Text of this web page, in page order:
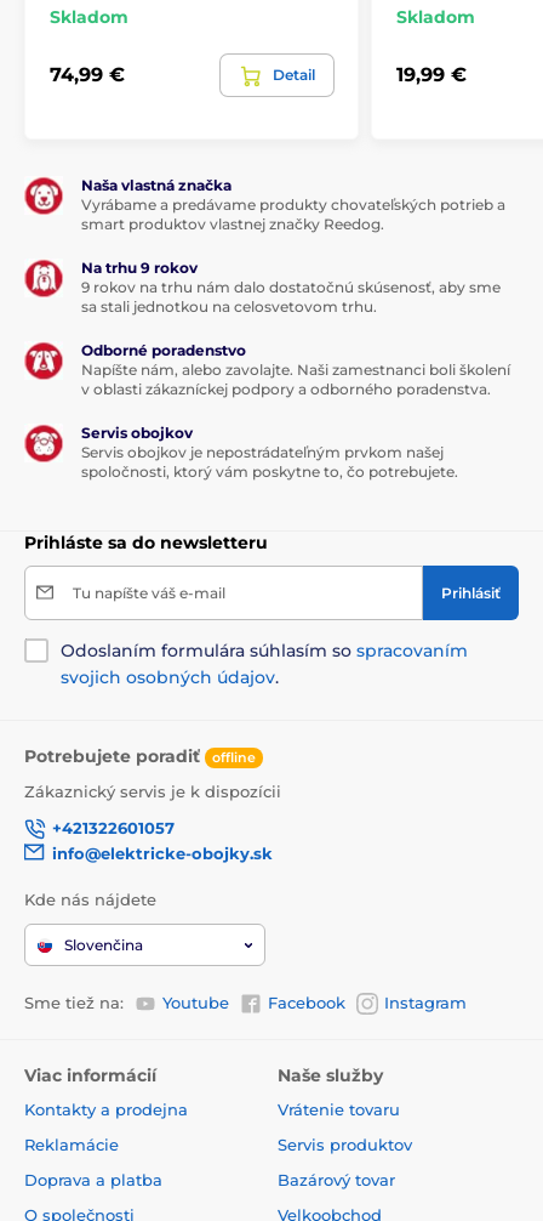
Vybrať správny matrac pre vášho psíka vám pomôže
Technické špecifikácie sa môžu zmeniť bez
výslovného upozornenia. Obrázky majú iba ilustratívny
Produkt je zaradený v kategóriách
Pelechy a búdy Matrace
Pre velké psy
Skladom
74,99 € Detail
Skladom
19,99 €
Naša vlastná značka
Vyrábame a predávame produkty chovateľských potrieb a
smart produktov vlastnej značky Reedog.
Na trhu 9 rokov
9 rokov na trhu nám dalo dostatočnú skúsenosť, aby sme
sa stali jednotkou na celosvetovom trhu.
Odborné poradenstvo
Napíšte nám, alebo zavolajte. Naši zamestnanci boli školení
v oblasti zákazníckej podpory a odborného poradenstva.
Servis obojkov
Servis obojkov je nepostrádateľným prvkom našej
spoločnosti, ktorý vám poskytne to, čo potrebujete.
Prihláste sa do newsletteru
Tu napíšte váš e-mail Prihlásiť
Odoslaním formulára súhlasím so spracovaním
svojich osobných údajov.
Potrebujete poradiť offline
Zákaznický servis je k dispozícii
+421322601057
info@elektricke-obojky.sk
Kde nás nájdete
Slovenčina
Sme tiež na: Youtube Facebook Instagram
Viac informácií
Kontakty a prodejna
Reklamácie
Doprava a platba
O společnosti
Naše služby
Vrátenie tovaru
Servis produktov
Bazárový tovar
Velkoobchod